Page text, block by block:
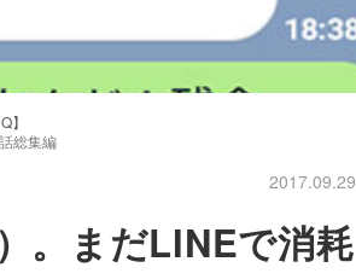
】
総集編
2017.09.29
。まだLINEで消耗